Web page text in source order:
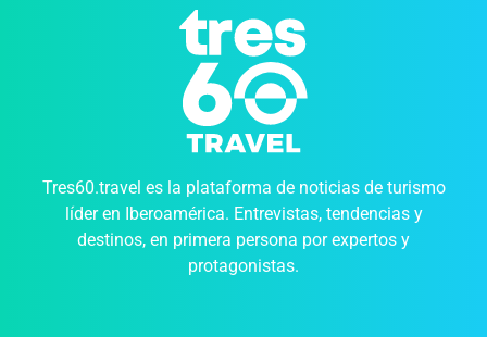
Tres60.travel es la plataforma de noticias de turismo
líder en Iberoamérica. Entrevistas, tendencias y
destinos, en primera persona por expertos y
protagonistas.